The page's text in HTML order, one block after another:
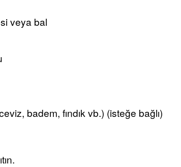
veya bal
badem, fındık vb.) (isteğe bağlı)